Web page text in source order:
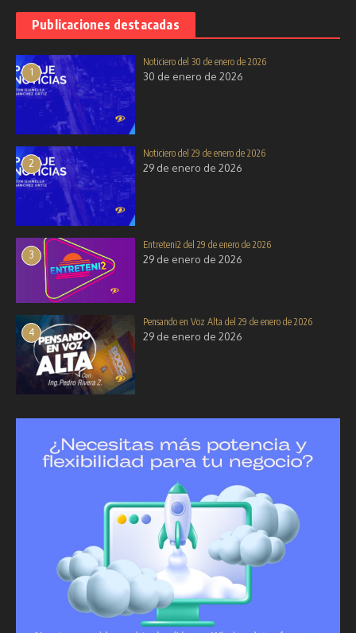
Noticiero del 17 de diciembre de
2025
17 de diciembre de 2025
Publicaciones destacadas
1
Noticiero del 30 de enero de 2026
30 de enero de 2026
2
Noticiero del 29 de enero de 2026
29 de enero de 2026
3
Entreteni2 del 29 de enero de 2026
29 de enero de 2026
4
Pensando en Voz Alta del 29 de enero de 2026
29 de enero de 2026